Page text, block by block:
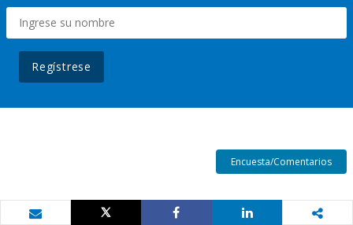
Regístrese
Encuesta/Comentarios